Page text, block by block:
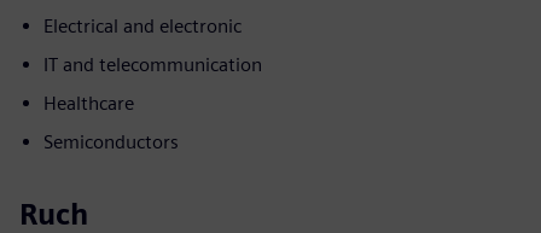
Electrical and electronic
IT and telecommunication
Healthcare
Semiconductors
Ruch